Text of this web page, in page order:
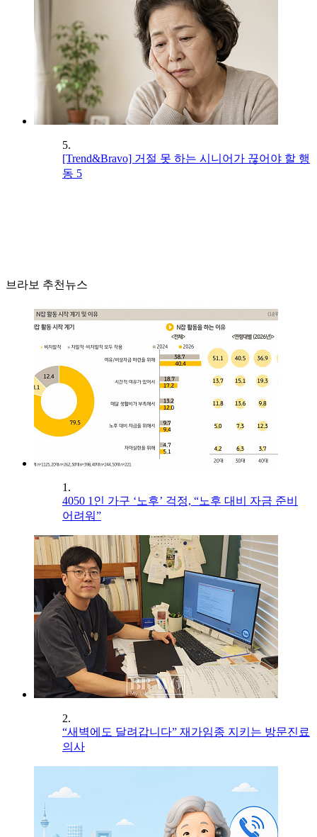
5.
[Trend&Bravo] 거절 못 하는 시니어가 끊어야 할 행
동 5
브라보 추천뉴스
1.
4050 1인 가구 ‘노후’ 걱정, “노후 대비 자금 준비
어려워”
2.
“새벽에도 달려갑니다” 재가임종 지키는 방문진료
의사